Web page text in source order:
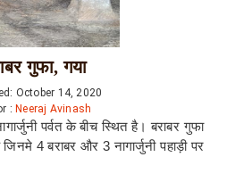
गुफा, गया
October 14, 2020
:Neeraj Avinash
पर्वत के बीच स्थित है। बराबर गुफा
4 बराबर और 3 नागार्जुनी पहाड़ी पर